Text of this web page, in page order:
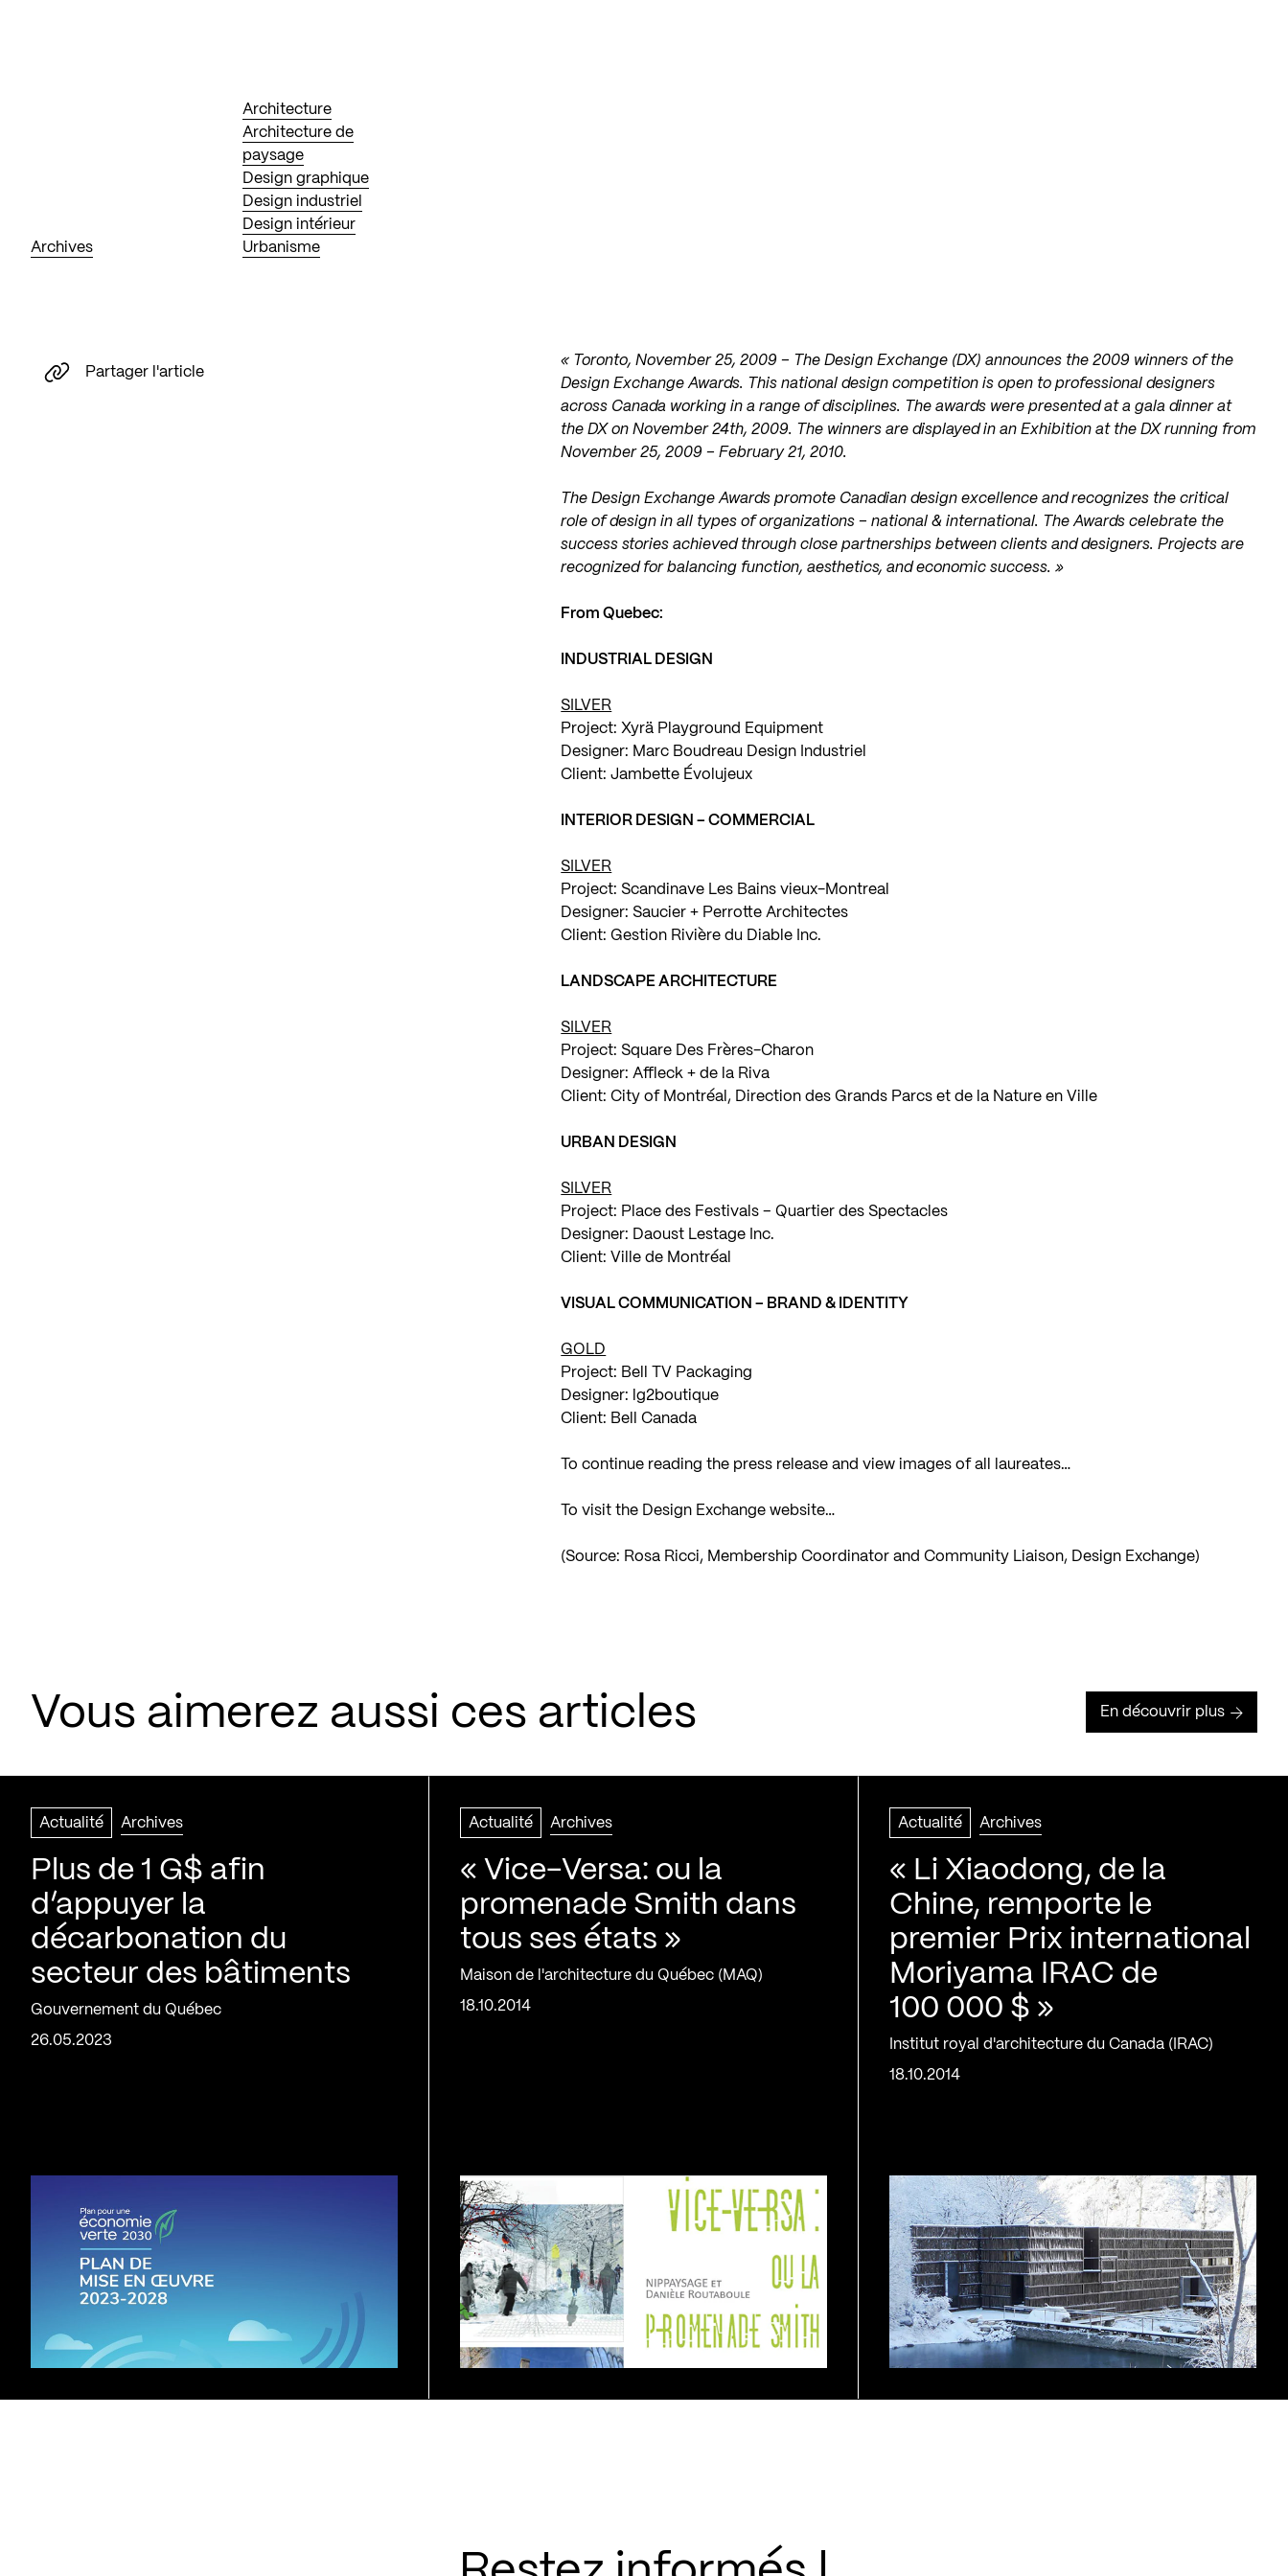
Archives
Architecture
Architecture de
paysage
Design graphique
Design industriel
Design intérieur
Urbanisme
« Toronto, November 25, 2009 – The Design Exchange (DX) announces the 2009 winners of the
Design Exchange Awards. This national design competition is open to professional designers
across Canada working in a range of disciplines. The awards were presented at a gala dinner at
the DX on November 24th, 2009. The winners are displayed in an Exhibition at the DX running from
November 25, 2009 – February 21, 2010.
The Design Exchange Awards promote Canadian design excellence and recognizes the critical
role of design in all types of organizations – national & international. The Awards celebrate the
success stories achieved through close partnerships between clients and designers. Projects are
recognized for balancing function, aesthetics, and economic success. »
From Quebec:
INDUSTRIAL DESIGN
SILVER
Project: Xyrä Playground Equipment
Designer: Marc Boudreau Design Industriel
Client: Jambette Évolujeux
INTERIOR DESIGN – COMMERCIAL
SILVER
Project: Scandinave Les Bains vieux-Montreal
Designer: Saucier + Perrotte Architectes
Client: Gestion Rivière du Diable Inc.
LANDSCAPE ARCHITECTURE
SILVER
Project: Square Des Frères-Charon
Designer:Affleck + de la Riva
Client: City of Montréal, Direction des Grands Parcs et de la Nature en Ville
URBAN DESIGN
SILVER
Project: Place des Festivals – Quartier des Spectacles
Designer: Daoust Lestage Inc.
Client: Ville de Montréal
VISUAL COMMUNICATION – BRAND & IDENTITY
GOLD
Project: Bell TV Packaging
Designer: lg2boutique
Client: Bell Canada
To continue reading the press release and view images of all laureates…
To visit the Design Exchange website…
(Source: Rosa Ricci, Membership Coordinator and Community Liaison, Design Exchange)
Partager l'article
Vous aimerez aussi ces articles En découvrir plus
Actualité Archives
Plus de 1 G$ afin
d’appuyer la
décarbonation du
secteur des bâtiments
Gouvernement du Québec
26.05.2023
Actualité Archives
« Vice-Versa: ou la
promenade Smith dans
tous ses états »
Maison de l'architecture du Québec (MAQ)
18.10.2014
Actualité Archives
« Li Xiaodong, de la
Chine, remporte le
premier Prix international
Moriyama IRAC de
100 000 $ »
Institut royal d'architecture du Canada (IRAC)
18.10.2014